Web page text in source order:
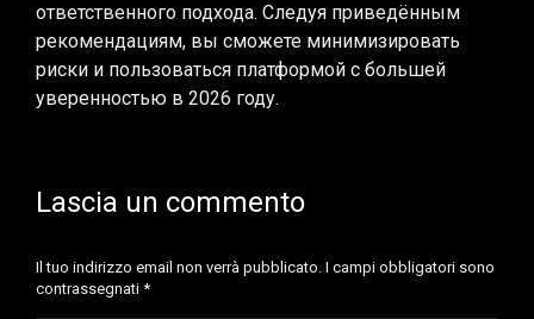
ответственного подхода. Следуя приведённым
рекомендациям, вы сможете минимизировать
риски и пользоваться платформой с большей
уверенностью в 2026 году.
Lascia un commento
Il tuo indirizzo email non verrà pubblicato. I campi obbligatori sono
contrassegnati *